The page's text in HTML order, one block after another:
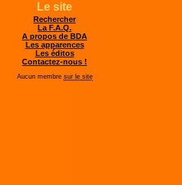
Le site
Rechercher
La F.A.Q.
A propos de BDA
Les apparences
Les éditos
Contactez-nous !
Aucun membre sur le site